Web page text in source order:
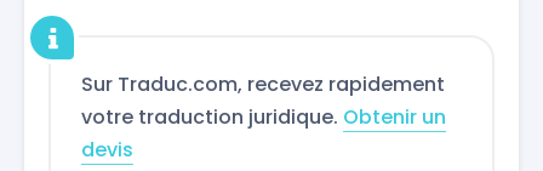
Sur Traduc.com, recevez rapidement
votre traduction juridique. Obtenir un
devis